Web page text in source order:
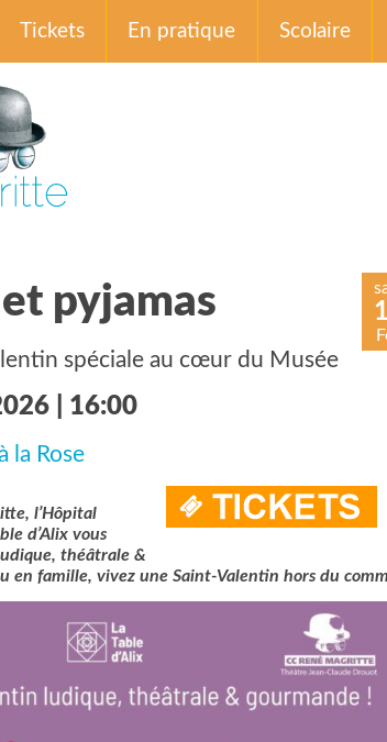
Tickets En pratique Scolaire
pyjamas
spéciale au cœur du Musée
| 16:00
la Rose
l’Hôpital
d’Alix vous
théâtrale &
en famille, vivez une Saint-Valentin hors du